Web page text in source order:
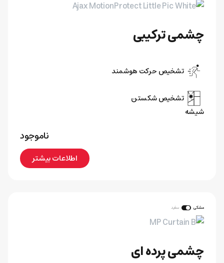
چشمی ترکیبی
تشخیص حرکت هوشمند
تشخیص شکستن
شیشه
ناموجود
اطلاعات بیشتر
مشکی سفید
چشمی پرده ای